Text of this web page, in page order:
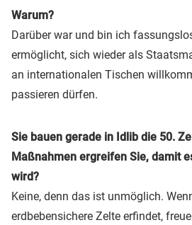
Warum?
Darüber war und bin ich
ermöglicht, sich wieder als
an internationalen Tischen
passieren dürfen.
Sie bauen gerade in Idlib die 50.
Maßnahmen ergreifen Sie, damit
wird?
Keine, denn das ist unmöglich.
erdbebensichere Zelte erfindet,